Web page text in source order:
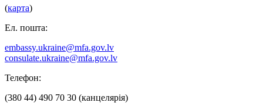
(карта)
Ел. пошта:
embassy.ukraine@mfa.gov.lv
consulate.ukraine@mfa.gov.lv
Телефон:
(380 44) 490 70 30 (канцелярія)